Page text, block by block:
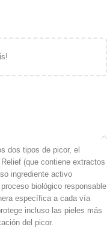
dos tipos de picor, el
(que contiene extractos
ingrediente activo
biológico responsable
específica a cada vía
incluso las pieles más
del picor.